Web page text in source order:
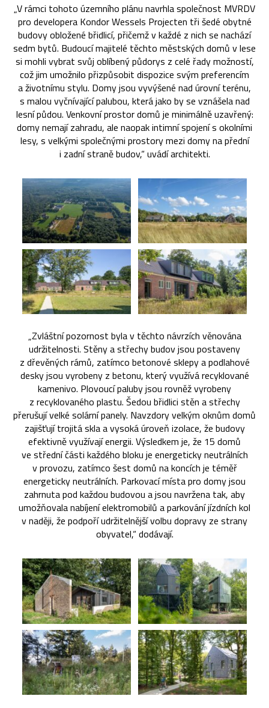
„V rámci tohoto územního plánu navrhla společnost MVRDV
pro developera Kondor Wessels Projecten tři šedé obytné
budovy obložené břidlicí, přičemž v každé z nich se nachází
sedm bytů. Budoucí majitelé těchto městských domů v lese
si mohli vybrat svůj oblíbený půdorys z celé řady možností,
což jim umožnilo přizpůsobit dispozice svým preferencím
a životnímu stylu. Domy jsou vyvýšené nad úrovní terénu,
s malou vyčnívající palubou, která jako by se vznášela nad
lesní půdou. Venkovní prostor domů je minimálně uzavřený:
domy nemají zahradu, ale naopak intimní spojení s okolními
lesy, s velkými společnými prostory mezi domy na přední
i zadní straně budov,“ uvádí architekti.
„Zvláštní pozornost byla v těchto návrzích věnována
udržitelnosti. Stěny a střechy budov jsou postaveny
z dřevěných rámů, zatímco betonové sklepy a podlahové
desky jsou vyrobeny z betonu, který využívá recyklované
kamenivo. Plovoucí paluby jsou rovněž vyrobeny
z recyklovaného plastu. Šedou břidlici stěn a střechy
přerušují velké solární panely. Navzdory velkým oknům domů
zajišťují trojitá skla a vysoká úroveň izolace, že budovy
efektivně využívají energii. Výsledkem je, že 15 domů
ve střední části každého bloku je energeticky neutrálních
v provozu, zatímco šest domů na koncích je téměř
energeticky neutrálních. Parkovací místa pro domy jsou
zahrnuta pod každou budovou a jsou navržena tak, aby
umožňovala nabíjení elektromobilů a parkování jízdních kol
v naději, že podpoří udržitelnější volbu dopravy ze strany
obyvatel,“ dodávají.